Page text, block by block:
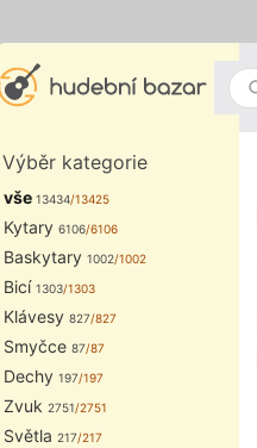
Výběr kategorie
vše 13434/13425
Kytary 6106/6106
Baskytary 1002/1002
Bicí 1303/1303
Klávesy 827/827
Smyčce 87/87
Dechy 197/197
Zvuk 2751/2751
Světla 217/217